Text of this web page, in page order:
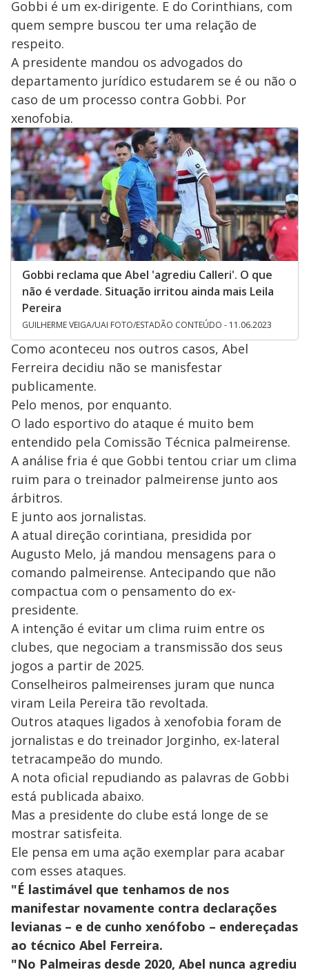
Gobbi é um ex-dirigente. E do Corinthians, com
quem sempre buscou ter uma relação de
respeito.
A presidente mandou os advogados do
departamento jurídico estudarem se é ou não o
caso de um processo contra Gobbi. Por
xenofobia.
Gobbi reclama que Abel 'agrediu Calleri'. O que
não é verdade. Situação irritou ainda mais Leila
Pereira
GUILHERME VEIGA/UAI FOTO/ESTADÃO CONTEÚDO - 11.06.2023
Como aconteceu nos outros casos, Abel
Ferreira decidiu não se manisfestar
publicamente.
Pelo menos, por enquanto.
O lado esportivo do ataque é muito bem
entendido pela Comissão Técnica palmeirense.
A análise fria é que Gobbi tentou criar um clima
ruim para o treinador palmeirense junto aos
árbitros.
E junto aos jornalistas.
A atual direção corintiana, presidida por
Augusto Melo, já mandou mensagens para o
comando palmeirense. Antecipando que não
compactua com o pensamento do ex-
presidente.
A intenção é evitar um clima ruim entre os
clubes, que negociam a transmissão dos seus
jogos a partir de 2025.
Conselheiros palmeirenses juram que nunca
viram Leila Pereira tão revoltada.
Outros ataques ligados à xenofobia foram de
jornalistas e do treinador Jorginho, ex-lateral
tetracampeão do mundo.
A nota oficial repudiando as palavras de Gobbi
está publicada abaixo.
Mas a presidente do clube está longe de se
mostrar satisfeita.
Ele pensa em uma ação exemplar para acabar
com esses ataques.
"É lastimável que tenhamos de nos
manifestar novamente contra declarações
levianas – e de cunho xenófobo – endereçadas
ao técnico Abel Ferreira.
"No Palmeiras desde 2020, Abel nunca agrediu